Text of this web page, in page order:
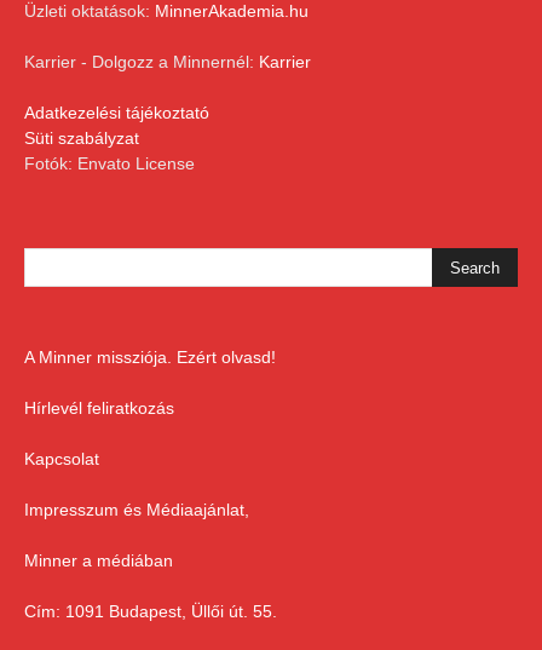
Üzleti oktatások: MinnerAkademia.hu
Karrier - Dolgozz a Minnernél: Karrier
Adatkezelési tájékoztató
Süti szabályzat
Fotók: Envato License
A Minner missziója. Ezért olvasd!
Hírlevél feliratkozás
Kapcsolat
Impresszum és Médiaajánlat,
Minner a médiában
Cím: 1091 Budapest, Üllői út. 55.